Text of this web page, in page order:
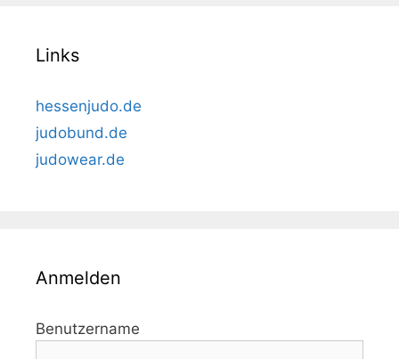
Links
hessenjudo.de
judobund.de
judowear.de
Anmelden
Benutzername